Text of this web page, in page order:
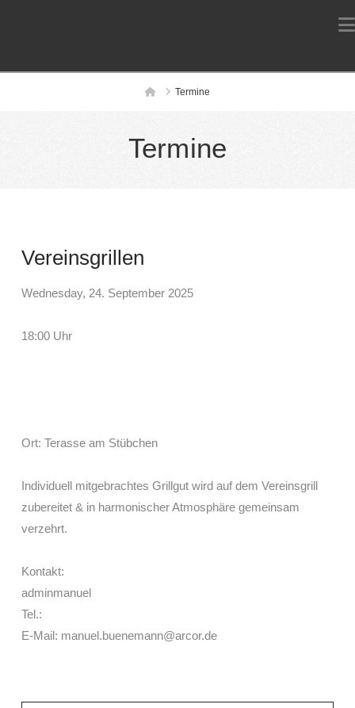
HomeTermine
Termine
Vereinsgrillen
Wednesday, 24. September 2025
18:00 Uhr
Ort: Terasse am Stübchen
Individuell mitgebrachtes Grillgut wird auf dem Vereinsgrill
zubereitet & in harmonischer Atmosphäre gemeinsam
verzehrt.
Kontakt:
adminmanuel
Tel.:
E-Mail: manuel.buenemann@arcor.de